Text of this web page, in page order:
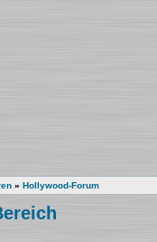
» Hollywood-Forum